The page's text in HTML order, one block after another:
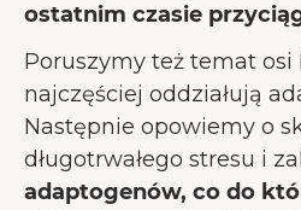
ostatnim czasie
Poruszymy też temat osi
najczęściej oddziałują
Następnie opowiemy o
długotrwałego stresu i
adaptogenów, co do